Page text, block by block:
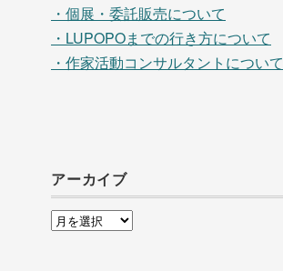
・個展・委託販売について
・LUPOPOまでの行き方について
・作家活動コンサルタントについて
アーカイブ
ア